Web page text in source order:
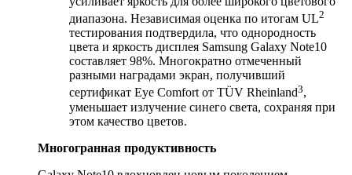
диапазона. Независимая оценка по итогам UL2
тестирования подтвердила, что однородность
цвета и яркость дисплея Samsung Galaxy Note10
составляет 98%. Многократно отмеченный
разными наградами экран, получивший
сертификат Eye Comfort от TÜV Rheinland3,
уменьшает излучение синего света, сохраняя при
этом качество цветов.
Многогранная продуктивность